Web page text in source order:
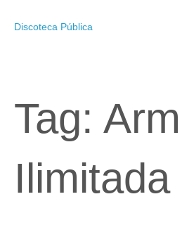
Discoteca Pública
Tag:
Ilimitada